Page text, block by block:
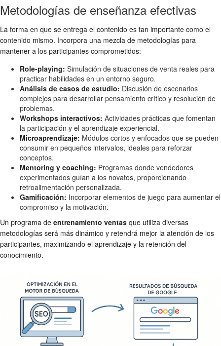
Metodologías de enseñanza efectivas
La forma en que se entrega el contenido es tan importante como el
contenido mismo. Incorpora una mezcla de metodologías para
mantener a los participantes comprometidos:
Role-playing: Simulación de situaciones de venta reales para
practicar habilidades en un entorno seguro.
Análisis de casos de estudio: Discusión de escenarios
complejos para desarrollar pensamiento crítico y resolución de
problemas.
Workshops interactivos: Actividades prácticas que fomentan
la participación y el aprendizaje experiencial.
Microaprendizaje: Módulos cortos y enfocados que se pueden
consumir en pequeños intervalos, ideales para reforzar
conceptos.
Mentoring y coaching: Programas donde vendedores
experimentados guían a los novatos, proporcionando
retroalimentación personalizada.
Gamificación: Incorporar elementos de juego para aumentar el
compromiso y la motivación.
Un programa de entrenamiento ventas que utiliza diversas
metodologías será más dinámico y retendrá mejor la atención de los
participantes, maximizando el aprendizaje y la retención del
conocimiento.